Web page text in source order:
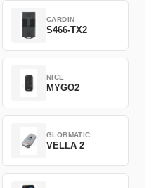
CARDIN
S466-TX2
NICE
MYGO2
GLOBMATIC
VELLA 2